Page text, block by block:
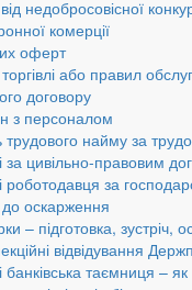
недобросовісної
комерції
оферт
або правил
договору
з персоналом
найму за
за цивільно-правовим
роботодавця за
до оскарження
– підготовка, зустріч,
відвідування
банківська таємниця – як